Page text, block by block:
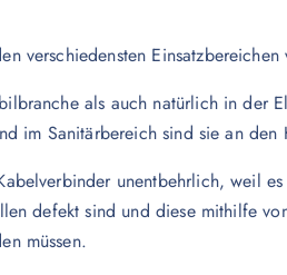
verschiedensten Einsatzbereichen
als auch natürlich in der
im Sanitärbereich sind sie an den
unentbehrlich, weil
defekt sind und diese mithilfe
müssen.